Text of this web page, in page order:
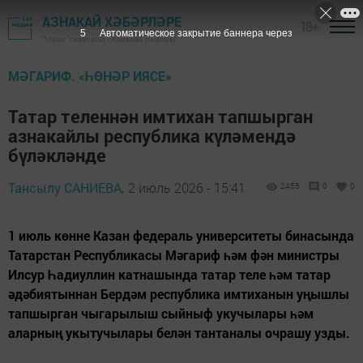
АЗНАКАЙ ХӘБӘРЛӘРЕ
"Маяк" газетасы - Азнакай районы
МӘГАРИФ. «ҺӨНӘР ИЯСЕ»
Татар теленнән имтихан тапшырган
азнакайлы республика күләмендә
бүләкләнде
Тансылу САНИЕВА, 2 июль 2026 - 15:41 2455 0 0
1 июль көнне Казан федераль университеты бинасында
Татарстан Республикасы Мәгариф һәм фән министры
Илсур Һадиуллин катнашында татар теле һәм татар
әдәбиятыннан Бердәм республика имтиханын уңышлы
тапшырган чыгарылыш сыйныф укучылары һәм
аларның укытучылары белән тантаналы очрашу узды.
3 Автоматическое закрытие баннера через